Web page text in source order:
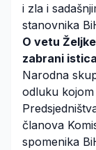
i zla i
stanovnika
O vetu
zabrani
Narodna
odluku
članova
spomenika